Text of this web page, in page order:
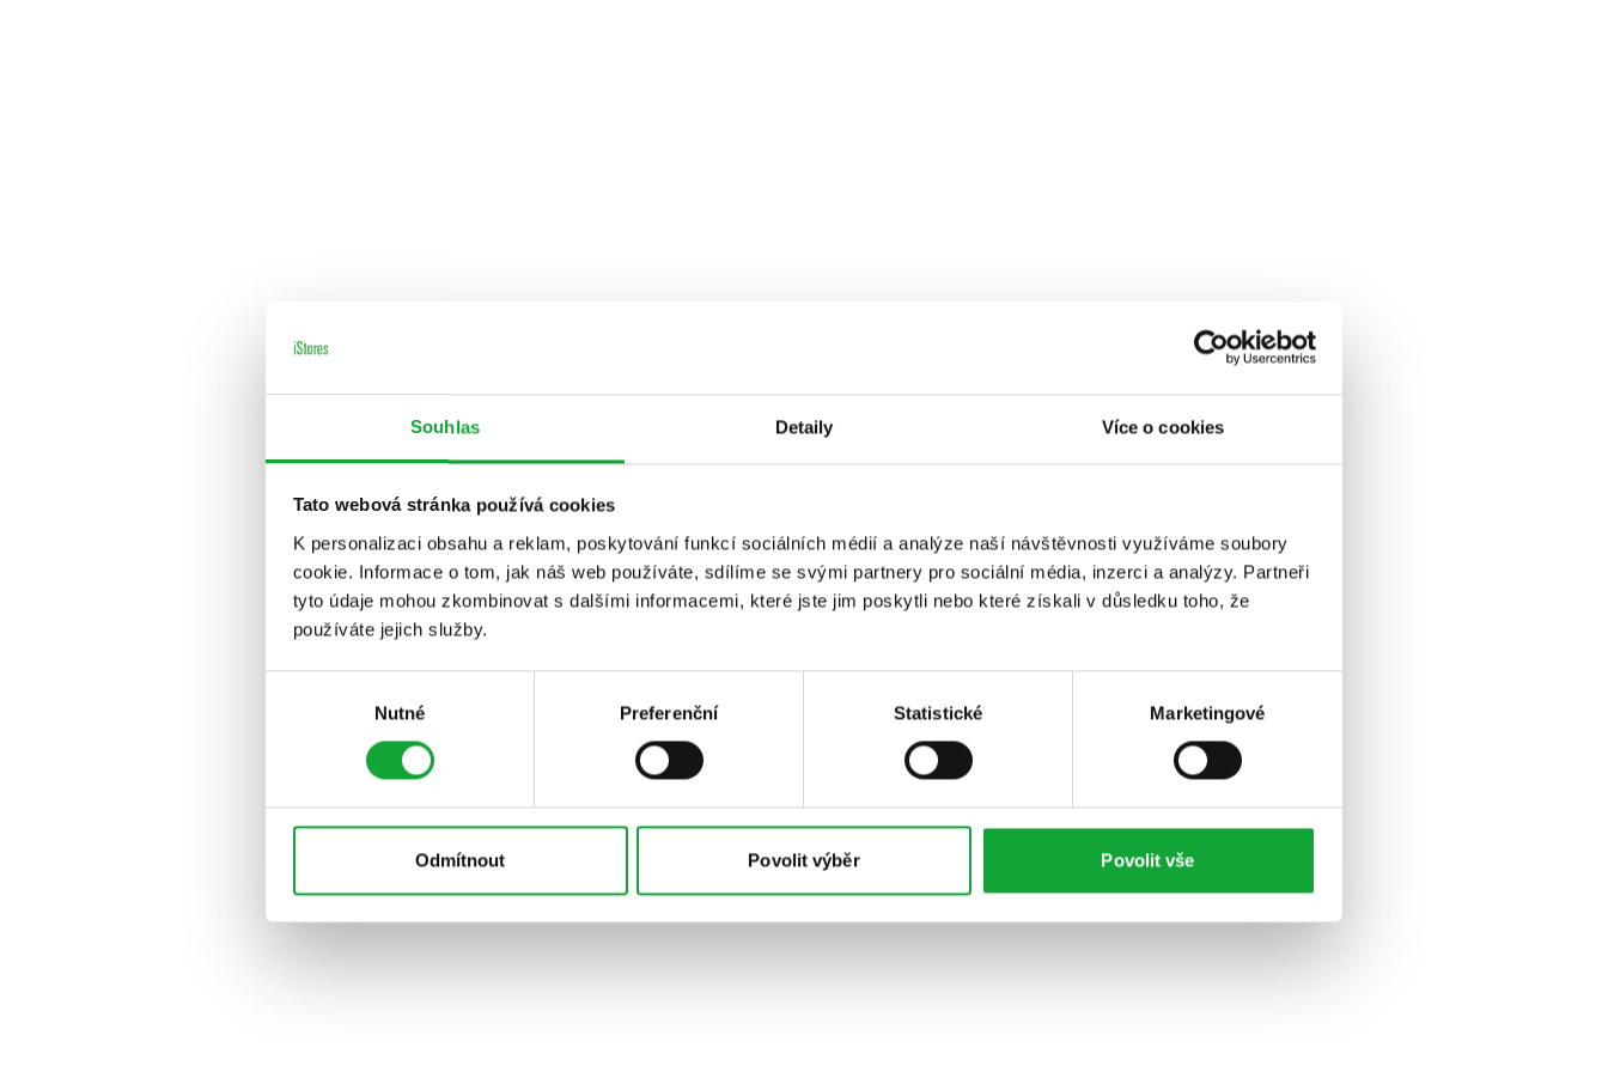
Souhlas Detaily Více o cookies
Tato webová stránka používá cookies
K personalizaci obsahu a reklam, poskytování funkcí sociálních médií a analýze naší návštěvnosti využíváme soubory
cookie. Informace o tom, jak náš web používáte, sdílíme se svými partnery pro sociální média, inzerci a analýzy. Partneři
tyto údaje mohou zkombinovat s dalšími informacemi, které jste jim poskytli nebo které získali v důsledku toho, že
používáte jejich služby.
Nutné Preferenční Statistické Marketingové
Odmítnout Povolit výběr Povolit vše